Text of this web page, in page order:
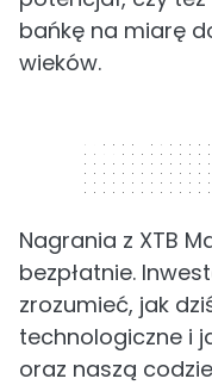
bańkę na miarę
wieków.
320 x 50
Nagrania z XTB
bezpłatnie.
zrozumieć, jak
technologiczne i
oraz naszą